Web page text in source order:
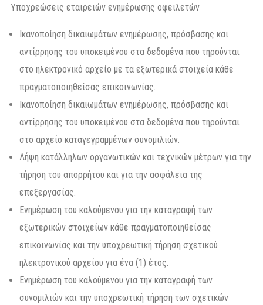
Υποχρεώσεις εταιρειών ενημέρωσης οφειλετών
Ικανοποίηση δικαιωμάτων ενημέρωσης, πρόσβασης και
αντίρρησης του υποκειμένου στα δεδομένα που τηρούνται
στο ηλεκτρονικό αρχείο με τα εξωτερικά στοιχεία κάθε
πραγματοποιηθείσας επικοινωνίας.
Ικανοποίηση δικαιωμάτων ενημέρωσης, πρόσβασης και
αντίρρησης του υποκειμένου στα δεδομένα που τηρούνται
στο αρχείο καταγεγραμμένων συνομιλιών.
Λήψη κατάλληλων οργανωτικών και τεχνικών μέτρων για την
τήρηση του απορρήτου και για την ασφάλεια της
επεξεργασίας.
Ενημέρωση του καλούμενου για την καταγραφή των
εξωτερικών στοιχείων κάθε πραγματοποιηθείσας
επικοινωνίας και την υποχρεωτική τήρηση σχετικού
ηλεκτρονικού αρχείου για ένα (1) έτος.
Ενημέρωση του καλούμενου για την καταγραφή των
συνομιλιών και την υποχρεωτική τήρηση των σχετικών